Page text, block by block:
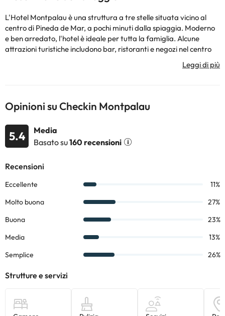
L'Hotel Montpalau è una struttura a tre stelle situata vicino al
centro di Pineda de Mar, a pochi minuti dalla spiaggia. Moderno
e ben arredato, l'hotel è ideale per tutta la famiglia. Alcune
attrazioni turistiche includono bar, ristoranti e negozi nel centro
della città, oltre a Marineland e Fantasia, non lontano dall'hotel.
Tutte le informazioni presenti in questa pagina sono soggette a
Opinioni su Checkin Montpalau
5.4
Media
Basato su160 recensioni